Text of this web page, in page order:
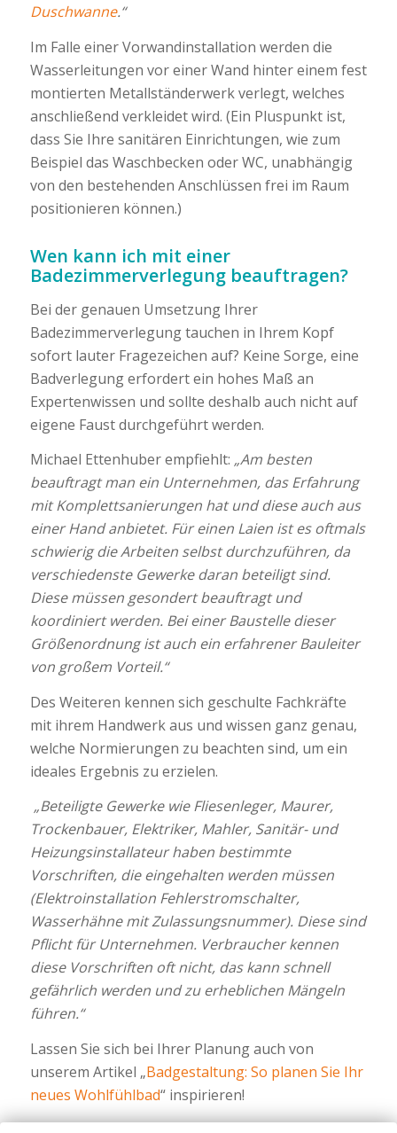
Duschwanne.“
Im Falle einer Vorwandinstallation werden die
Wasserleitungen vor einer Wand hinter einem fest
montierten Metallständerwerk verlegt, welches
anschließend verkleidet wird. (Ein Pluspunkt ist,
dass Sie Ihre sanitären Einrichtungen, wie zum
Beispiel das Waschbecken oder WC, unabhängig
von den bestehenden Anschlüssen frei im Raum
positionieren können.)
Wen kann ich mit einer
Badezimmerverlegung beauftragen?
Bei der genauen Umsetzung Ihrer
Badezimmerverlegung tauchen in Ihrem Kopf
sofort lauter Fragezeichen auf? Keine Sorge, eine
Badverlegung erfordert ein hohes Maß an
Expertenwissen und sollte deshalb auch nicht auf
eigene Faust durchgeführt werden.
Michael Ettenhuber empfiehlt: „Am besten
beauftragt man ein Unternehmen, das Erfahrung
mit Komplettsanierungen hat und diese auch aus
einer Hand anbietet. Für einen Laien ist es oftmals
schwierig die Arbeiten selbst durchzuführen, da
verschiedenste Gewerke daran beteiligt sind.
Diese müssen gesondert beauftragt und
koordiniert werden. Bei einer Baustelle dieser
Größenordnung ist auch ein erfahrener Bauleiter
von großem Vorteil.“
Des Weiteren kennen sich geschulte Fachkräfte
mit ihrem Handwerk aus und wissen ganz genau,
welche Normierungen zu beachten sind, um ein
ideales Ergebnis zu erzielen.
„Beteiligte Gewerke wie Fliesenleger, Maurer,
Trockenbauer, Elektriker, Mahler, Sanitär- und
Heizungsinstallateur haben bestimmte
Vorschriften, die eingehalten werden müssen
(Elektroinstallation Fehlerstromschalter,
Wasserhähne mit Zulassungsnummer). Diese sind
Pflicht für Unternehmen. Verbraucher kennen
diese Vorschriften oft nicht, das kann schnell
gefährlich werden und zu erheblichen Mängeln
führen.“
Lassen Sie sich bei Ihrer Planung auch von
unserem Artikel „Badgestaltung: So planen Sie Ihr
neues Wohlfühlbad“ inspirieren!